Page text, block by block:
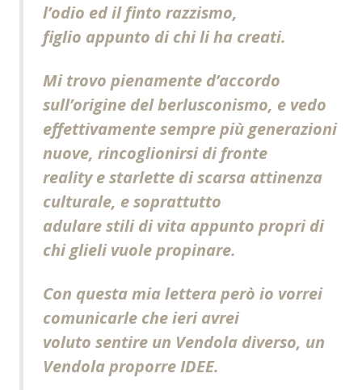
l’odio ed il finto razzismo,
figlio appunto di chi li ha creati.
Mi trovo pienamente d’accordo
sull’origine del berlusconismo, e vedo
effettivamente sempre più generazioni
nuove, rincoglionirsi di fronte
reality e starlette di scarsa attinenza
culturale, e soprattutto
adulare stili di vita appunto propri di
chi glieli vuole propinare.
Con questa mia lettera però io vorrei
comunicarle che ieri avrei
voluto sentire un Vendola diverso, un
Vendola proporre IDEE.